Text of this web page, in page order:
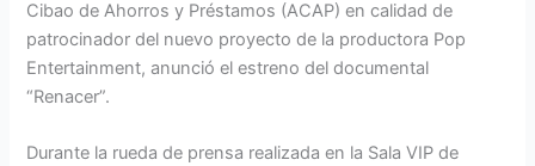
Cibao de Ahorros y Préstamos (ACAP) en calidad de
patrocinador del nuevo proyecto de la productora Pop
Entertainment, anunció el estreno del documental
“Renacer”.
Durante la rueda de prensa realizada en la Sala VIP de